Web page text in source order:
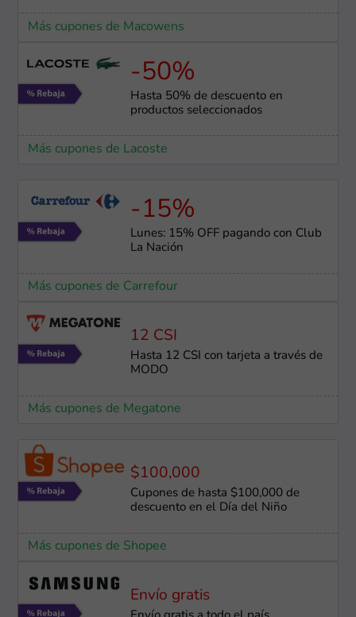
Más cupones de Macowens
-50%
Hasta 50% de descuento en
productos seleccionados
Más cupones de Lacoste
-15%
Lunes: 15% OFF pagando con Club
La Nación
Más cupones de Carrefour
12 CSI
Hasta 12 CSI con tarjeta a través de
MODO
Más cupones de Megatone
$100,000
Cupones de hasta $100,000 de
descuento en el Día del Niño
Más cupones de Shopee
Envío gratis